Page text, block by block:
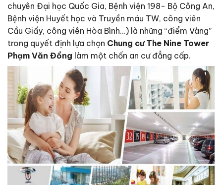
chuyên Đại học Quốc Gia, Bệnh viện 198- Bộ Công An,
Bệnh viện Huyết học và Truyền máu TW, công viên
Cầu Giấy, công viên Hòa Bình…) là những “điểm Vàng”
trong quyết định lựa chọn Chung cư The Nine Tower
Phạm Văn Đồng làm một chốn an cư đẳng cấp.